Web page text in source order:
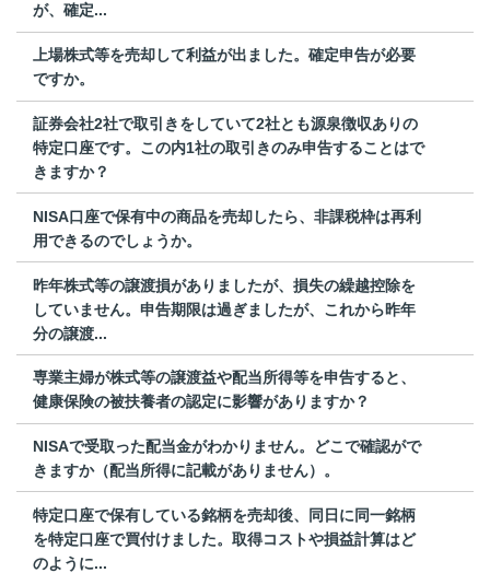
が、確定...
上場株式等を売却して利益が出ました。確定申告が必要
ですか。
証券会社2社で取引きをしていて2社とも源泉徴収ありの
特定口座です。この内1社の取引きのみ申告することはで
きますか？
NISA口座で保有中の商品を売却したら、非課税枠は再利
用できるのでしょうか。
昨年株式等の譲渡損がありましたが、損失の繰越控除を
していません。申告期限は過ぎましたが、これから昨年
分の譲渡...
専業主婦が株式等の譲渡益や配当所得等を申告すると、
健康保険の被扶養者の認定に影響がありますか？
NISAで受取った配当金がわかりません。どこで確認がで
きますか（配当所得に記載がありません）。
特定口座で保有している銘柄を売却後、同日に同一銘柄
を特定口座で買付けました。取得コストや損益計算はど
のように...